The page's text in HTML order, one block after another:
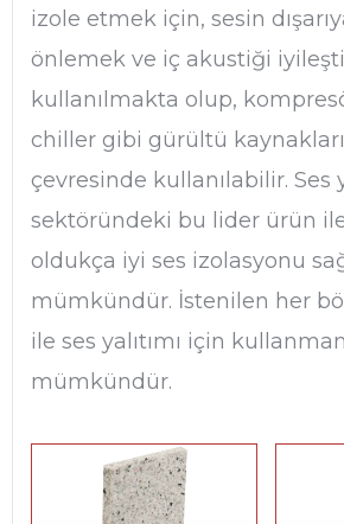
izole etmek için, sesin
önlemek ve iç akustiği
kullanılmakta olup,
chiller gibi gürültü
çevresinde kullanılabilir. Ses
sektöründeki bu lider ürün
oldukça iyi ses izolasyonu
mümkündür. İstenilen her
ile ses yalıtımı için
mümkündür.